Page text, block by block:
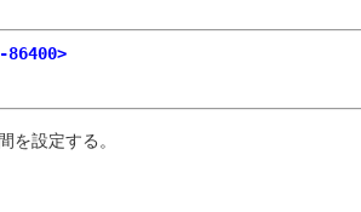
86400>
設定する。